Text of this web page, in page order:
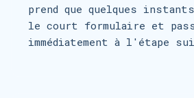
prend que quelques
le court formulaire et
immédiatement à l'étape